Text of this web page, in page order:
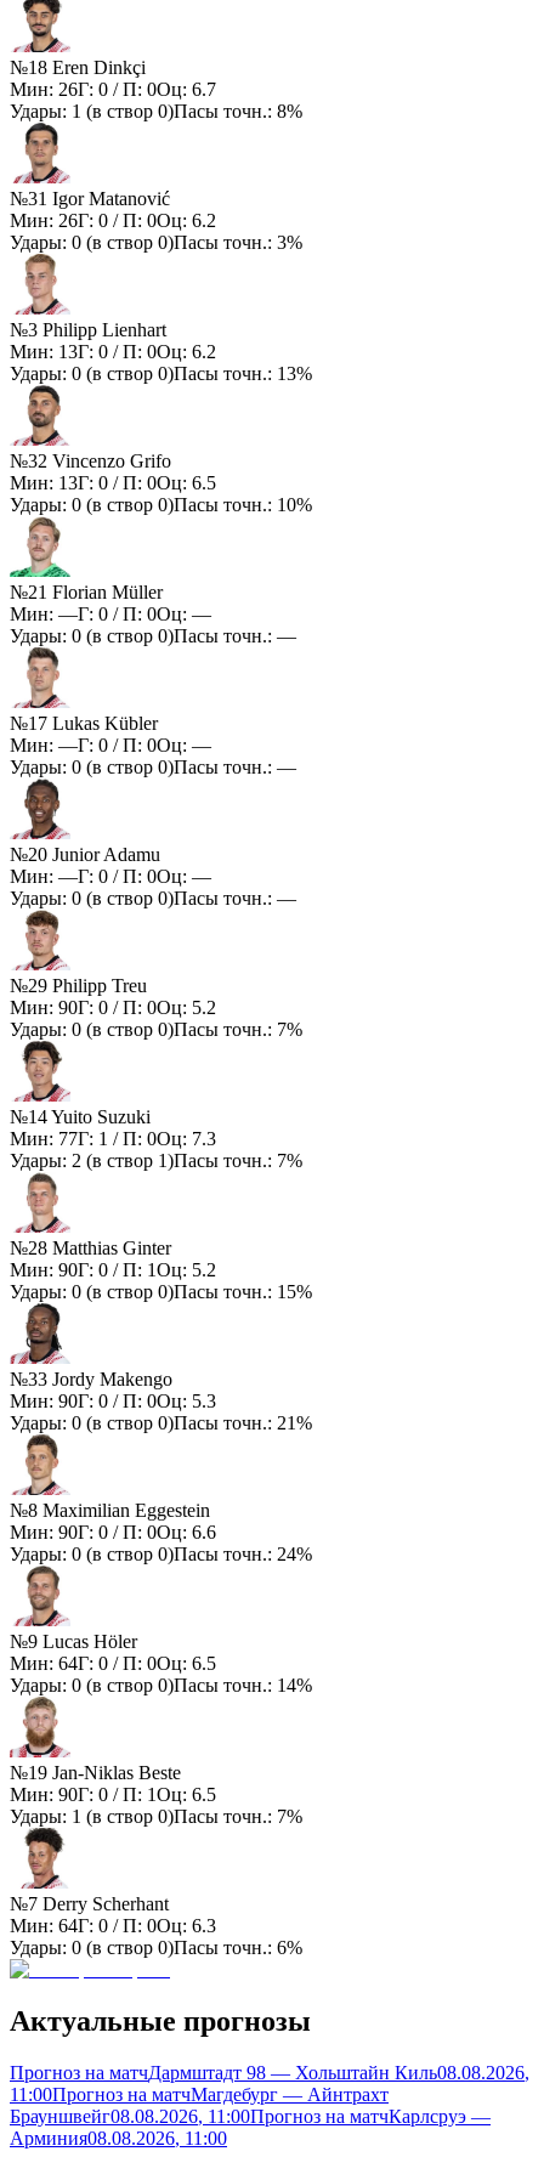
№18 Eren Dinkçi
Мин: 26Г: 0 / П: 0Оц: 6.7
Удары: 1 (в створ 0)Пасы точн.: 8%
№31 Igor Matanović
Мин: 26Г: 0 / П: 0Оц: 6.2
Удары: 0 (в створ 0)Пасы точн.: 3%
№3 Philipp Lienhart
Мин: 13Г: 0 / П: 0Оц: 6.2
Удары: 0 (в створ 0)Пасы точн.: 13%
№32 Vincenzo Grifo
Мин: 13Г: 0 / П: 0Оц: 6.5
Удары: 0 (в створ 0)Пасы точн.: 10%
№21 Florian Müller
Мин: —Г: 0 / П: 0Оц: —
Удары: 0 (в створ 0)Пасы точн.: —
№17 Lukas Kübler
Мин: —Г: 0 / П: 0Оц: —
Удары: 0 (в створ 0)Пасы точн.: —
№20 Junior Adamu
Мин: —Г: 0 / П: 0Оц: —
Удары: 0 (в створ 0)Пасы точн.: —
№29 Philipp Treu
Мин: 90Г: 0 / П: 0Оц: 5.2
Удары: 0 (в створ 0)Пасы точн.: 7%
№14 Yuito Suzuki
Мин: 77Г: 1 / П: 0Оц: 7.3
Удары: 2 (в створ 1)Пасы точн.: 7%
№28 Matthias Ginter
Мин: 90Г: 0 / П: 1Оц: 5.2
Удары: 0 (в створ 0)Пасы точн.: 15%
№33 Jordy Makengo
Мин: 90Г: 0 / П: 0Оц: 5.3
Удары: 0 (в створ 0)Пасы точн.: 21%
№8 Maximilian Eggestein
Мин: 90Г: 0 / П: 0Оц: 6.6
Удары: 0 (в створ 0)Пасы точн.: 24%
№9 Lucas Höler
Мин: 64Г: 0 / П: 0Оц: 6.5
Удары: 0 (в створ 0)Пасы точн.: 14%
№19 Jan-Niklas Beste
Мин: 90Г: 0 / П: 1Оц: 6.5
Удары: 1 (в створ 0)Пасы точн.: 7%
№7 Derry Scherhant
Мин: 64Г: 0 / П: 0Оц: 6.3
Удары: 0 (в створ 0)Пасы точн.: 6%
Актуальные прогнозы
Прогноз на матчДармштадт 98 — Хольштайн Киль08.08.2026,
11:00Прогноз на матчМагдебург — Айнтрахт
Брауншвейг08.08.2026, 11:00Прогноз на матчКарлсруэ —
Арминия08.08.2026, 11:00